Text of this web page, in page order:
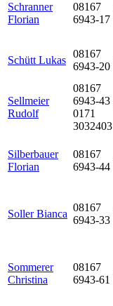
Schranner
Florian
08167
6943-17
Schütt Lukas
08167
6943-20
Sellmeier
Rudolf
08167
6943-43
0171
3032403
Silberbauer
Florian
08167
6943-44
Soller Bianca
08167
6943-33
Sommerer
Christina
08167
6943-61